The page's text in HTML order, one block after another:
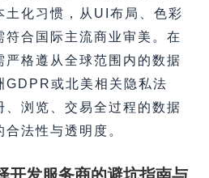
土化习惯，从UI布局、色彩
合国际主流商业审美。在
严格遵从全球范围内的数据
GDPR或北美相关隐私法
、浏览、交易全过程的数据
法性与透明度。